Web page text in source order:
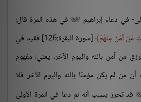
في دعاء إبراهيم في هذه المرة قال:
مَنْ آمَنَ مِنْهُمْ
[سورة البقرة:126] فقيد في
من آمن بالله واليوم الآخر، يعني: مفهوم
من لم يكن مؤمنًا بالله واليوم الآخر فلا
قد تحرز بسبب أنه لم دعا في المرة الأولى